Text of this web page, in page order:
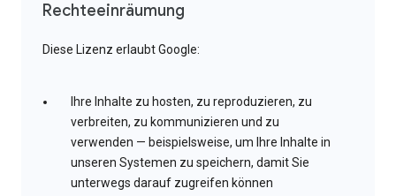
Rechteeinräumung
Diese Lizenz erlaubt Google:
Ihre Inhalte zu hosten, zu reproduzieren, zu
verbreiten, zu kommunizieren und zu
verwenden — beispielsweise, um Ihre Inhalte in
unseren Systemen zu speichern, damit Sie
unterwegs darauf zugreifen können